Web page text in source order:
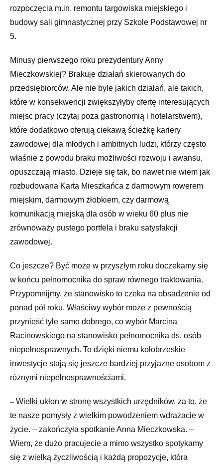
rozpoczęcia m.in. remontu targowiska miejskiego i
budowy sali gimnastycznej przy Szkole Podstawowej nr
5.
Minusy pierwszego roku prezydentury Anny
Mieczkowskiej? Brakuje działań skierowanych do
przedsiębiorców. Ale nie byle jakich działań, ale takich,
które w konsekwencji zwiększyłyby ofertę interesujących
miejsc pracy (czytaj poza gastronomią i hotelarstwem),
które dodatkowo oferują ciekawą ścieżkę kariery
zawodowej dla młodych i ambitnych ludzi, którzy często
właśnie z powodu braku możliwości rozwoju i awansu,
opuszczają miasto. Dzieje się tak, bo nawet nie wiem jak
rozbudowana Karta Mieszkańca z darmowym rowerem
miejskim, darmowym żłobkiem, czy darmową
komunikacją miejską dla osób w wieku 60 plus nie
zrównoważy pustego portfela i braku satysfakcji
zawodowej.
Co jeszcze? Być może w przyszłym roku doczekamy się
w końcu pełnomocnika do spraw równego traktowania.
Przypomnijmy, że stanowisko to czeka na obsadzenie od
ponad pół roku. Właściwy wybór może z pewnością
przynieść tyle samo dobrego, co wybór Marcina
Racinowskiego na stanowisko pełnomocnika ds. osób
niepełnosprawnych. To dzięki niemu kołobrzeskie
inwestycje stają się jeszcze bardziej przyjazne osobom z
różnymi niepełnosprawnościami.
– Wielki ukłon w stronę wszystkich urzędników, za to, że
te nasze pomysły z wielkim powodzeniem wdrażacie w
życie. – zakończyła spotkanie Anna Mieczkowska. –
Wiem, że dużo pracujecie a mimo wszystko spotykamy
się z wielką życzliwością i każdą propozycje, która